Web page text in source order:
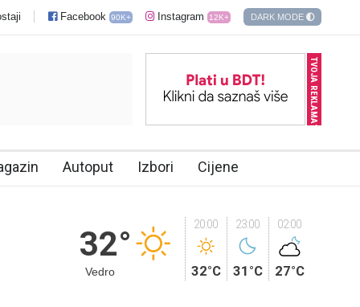
Facebook 90K+ Instagram 12K+ DARK MODE
TVOJA REKLAMA?
Autoput Izbori Cijene
32° 20:00
32°C
23:00
31°C
02:00
27°C
Vedro